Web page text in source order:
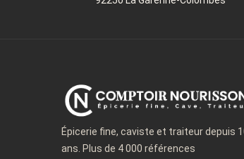
Épicerie fine, caviste et traiteur depuis
ans. Plus de 4 000 références